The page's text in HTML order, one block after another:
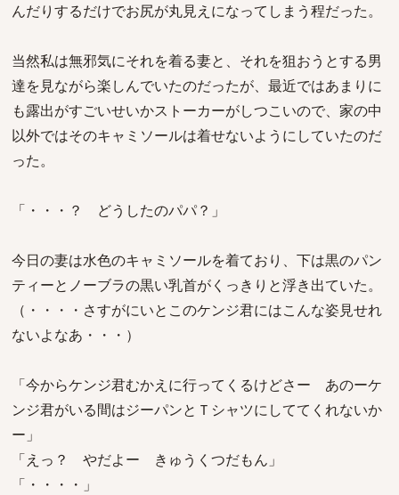
んだりするだけでお尻が丸見えになってしまう程だった。
当然私は無邪気にそれを着る妻と、それを狙おうとする男
達を見ながら楽しんでいたのだったが、最近ではあまりに
も露出がすごいせいかストーカーがしつこいので、家の中
以外ではそのキャミソールは着せないようにしていたのだ
った。
「・・・？ どうしたのパパ？」
今日の妻は水色のキャミソールを着ており、下は黒のパン
ティーとノーブラの黒い乳首がくっきりと浮き出ていた。
（・・・・さすがにいとこのケンジ君にはこんな姿見せれ
ないよなあ・・・）
「今からケンジ君むかえに行ってくるけどさー あのーケ
ンジ君がいる間はジーパンとＴシャツにしててくれないか
ー」
「えっ？ やだよー きゅうくつだもん」
「・・・・」